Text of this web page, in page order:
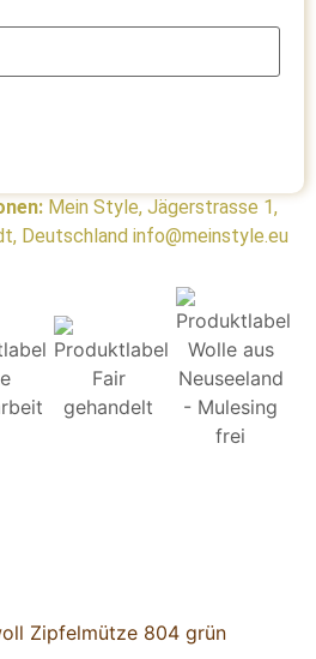
Mein Style, Jägerstrasse 1,
Deutschland info@meinstyle.eu